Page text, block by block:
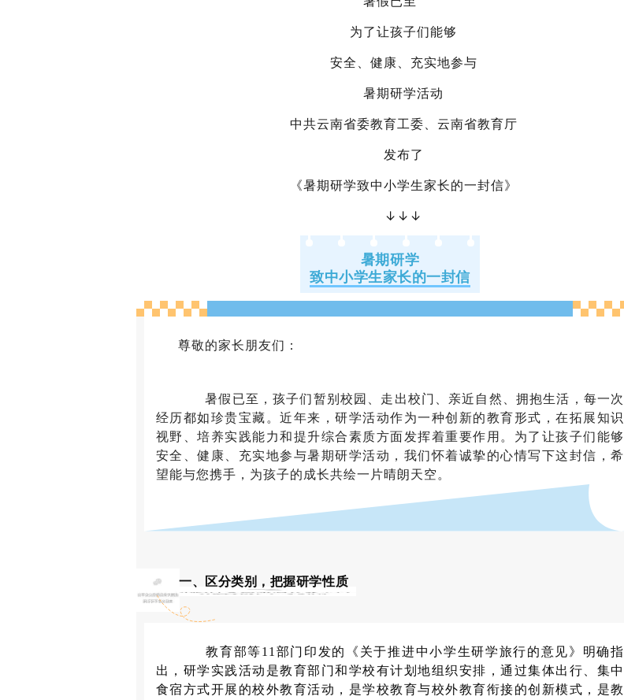
为了让孩子们能够
安全、健康、充实地参与
暑期研学活动
中共云南省委教育工委、云南省教育厅
发布了
《暑期研学致中小学生家长的一封信》
↓↓↓
暑期研学
致中小学生家长的一封信
尊敬的家长朋友们：
暑假已至，孩子们暂别校园、走出校门、亲近自然、拥抱生活，每一次
经历都如珍贵宝藏。近年来，研学活动作为一种创新的教育形式，在拓展知识
视野、培养实践能力和提升综合素质方面发挥着重要作用。为了让孩子们能够
安全、健康、充实地参与暑期研学活动，我们怀着诚挚的心情写下这封信，希
望能与您携手，为孩子的成长共绘一片晴朗天空。
一、区分类别，把握研学性质
教育部等11部门印发的《关于推进中小学生研学旅行的意见》明确指
出，研学实践活动是教育部门和学校有计划地组织安排，通过集体出行、集中
食宿方式开展的校外教育活动，是学校教育与校外教育衔接的创新模式，是教